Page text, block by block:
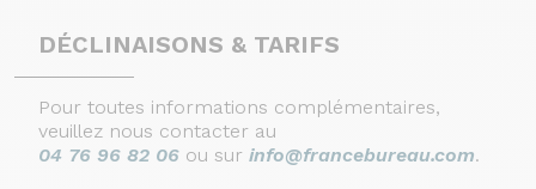
DÉCLINAISONS & TARIFS
Pour toutes informations complémentaires,
veuillez nous contacter au
04 76 96 82 06 ou sur info@francebureau.com.